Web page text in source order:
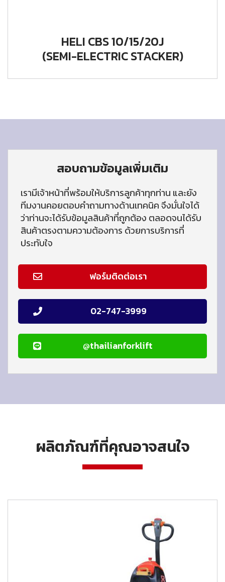
HELI CBS 10/15/20J
(SEMI-ELECTRIC STACKER)
สอบถามข้อมูลเพิ่มเติม
เรามีเจ้าหน้าที่พร้อมให้บริการลูกค้าทุกท่าน และยัง
ทีมงานคอยตอบคำถามทางด้านเทคนิค จึงมั่นใจได้
ว่าท่านจะได้รับข้อมูลสินค้าที่ถูกต้อง ตลอดจนได้รับ
สินค้าตรงตามความต้องการ ด้วยการบริการที่
ประทับใจ
ฟอร์มติดต่อเรา
02-747-3999
@thailianforklift
ผลิตภัณฑ์ที่คุณอาจสนใจ